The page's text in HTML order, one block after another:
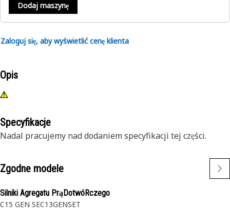
Dodaj maszynę
Zaloguj się, aby wyświetlić cenę klienta
Opis
Specyfikacje
Nadal pracujemy nad dodaniem specyfikacji tej części.
Zgodne modele
Silniki Agregatu PrąDotwóRczego
C15 GEN SEC13GENSET